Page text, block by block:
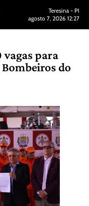
Teresina - PI
agosto 7, 2026 12:27
para
do